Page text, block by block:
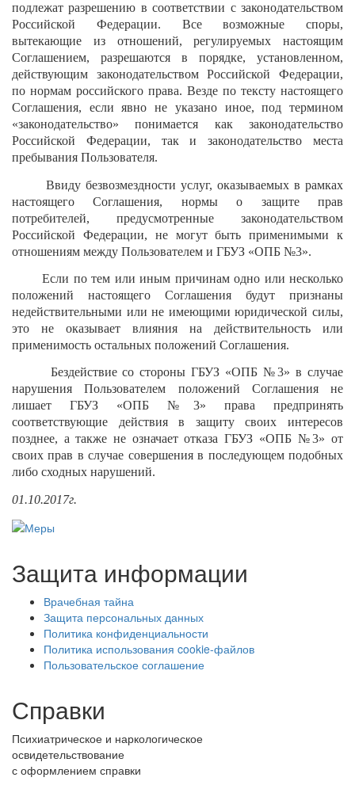
подлежат разрешению в соответствии с законодательством
Российской Федерации. Все возможные споры,
вытекающие из отношений, регулируемых настоящим
Соглашением, разрешаются в порядке, установленном,
действующим законодательством Российской Федерации,
по нормам российского права. Везде по тексту настоящего
Соглашения, если явно не указано иное, под термином
«законодательство» понимается как законодательство
Российской Федерации, так и законодательство места
пребывания Пользователя.
Ввиду безвозмездности услуг, оказываемых в рамках
настоящего Соглашения, нормы о защите прав
потребителей, предусмотренные законодательством
Российской Федерации, не могут быть применимыми к
отношениям между Пользователем и ГБУЗ «ОПБ №3».
Если по тем или иным причинам одно или несколько
положений настоящего Соглашения будут признаны
недействительными или не имеющими юридической силы,
это не оказывает влияния на действительность или
применимость остальных положений Соглашения.
Бездействие со стороны ГБУЗ «ОПБ №3» в случае
нарушения Пользователем положений Соглашения не
лишает ГБУЗ «ОПБ №3» права предпринять
соответствующие действия в защиту своих интересов
позднее, а также не означает отказа ГБУЗ «ОПБ №3» от
своих прав в случае совершения в последующем подобных
либо сходных нарушений.
01.10.2017г.
Защита информации
Врачебная тайна
Защита персональных данных
Политика конфиденциальности
Политика использования cookie-файлов
Пользовательское соглашение
Справки
Психиатрическое и наркологическое
освидетельствование
с оформлением справки